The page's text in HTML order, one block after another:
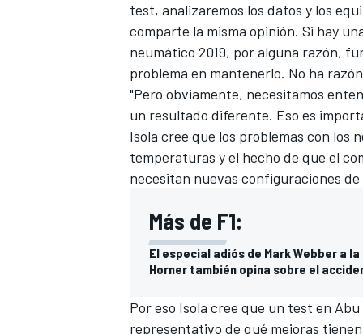
test, analizaremos los datos y los
comparte la misma opinión. Si hay
neumático 2019, por alguna razón,
problema en mantenerlo. No ha
"Pero obviamente, necesitamos
un resultado diferente. Eso es
Isola cree que los problemas con los
temperaturas y el hecho de que el
necesitan nuevas configuraciones
Más de F1:
El especial adiós de Mark Webber a la
Horner también opina sobre el
Por eso Isola cree que un test en
representativo de qué mejoras